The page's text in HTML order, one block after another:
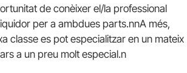
de conèixer el/la professional
per a ambdues parts.nnA més,
classe es pot especialitzar en un mateix
a un preu molt especial.n